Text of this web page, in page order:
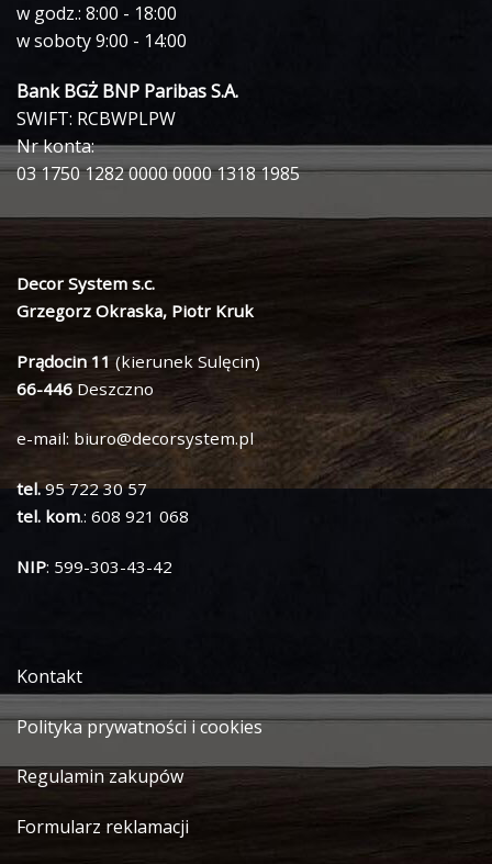
w godz.: 8:00 - 18:00
w soboty 9:00 - 14:00
Bank BGŻ BNP Paribas S.A.
SWIFT: RCBWPLPW
Nr konta:
03 1750 1282 0000 0000 1318 1985
Decor System s.c.
Grzegorz Okraska, Piotr Kruk
Prądocin 11 (kierunek Sulęcin)
66-446 Deszczno
e-mail: biuro@decorsystem.pl
tel.95 722 30 57
tel. kom.: 608 921 068
NIP: 599-303-43-42
Kontakt
Polityka prywatności i cookies
Regulamin zakupów
Formularz reklamacji